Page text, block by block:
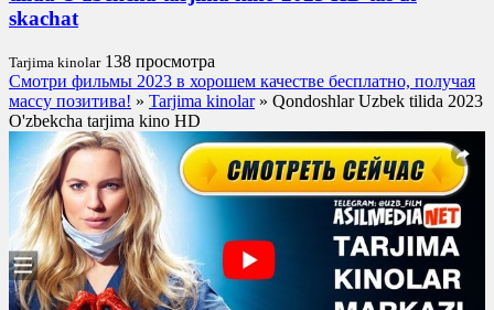
skachat
Tarjima kinolar 138 просмотра
Смотри фильмы 2023 в хорошем качестве бесплатно, получая
массу позитива! » Tarjima kinolar» Qondoshlar Uzbek tilida 2023
O'zbekcha tarjima kino HD